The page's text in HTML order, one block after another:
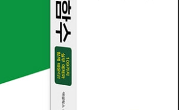
다! } 특정 텍스트를 포함하면 강조 표시하기
다! } 상위 5위까지 강조 표시하기
다! } 판매금액에 데이터 막대 표시하고 최
다! } 색조로 판매 트렌드 파악하기
다! } 판매 목표를 달성하면 초록 신호등 아
건부 서식 규칙 관리하기